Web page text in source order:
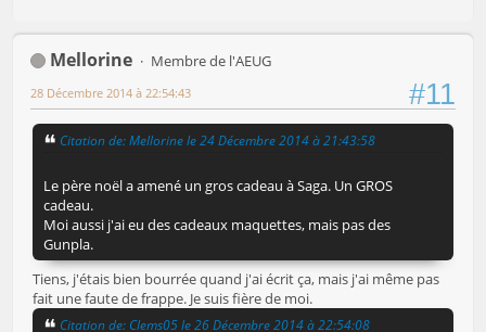
Mellorine Membre de l'AEUG
#11
28 Décembre 2014 à 22:54:43
Citation de: Mellorine le 24 Décembre 2014 à 21:43:58
Le père noël a amené un gros cadeau à Saga. Un GROS
cadeau.
Moi aussi j'ai eu des cadeaux maquettes, mais pas des
Gunpla.
Tiens, j'étais bien bourrée quand j'ai écrit ça, mais j'ai même pas
fait une faute de frappe. Je suis fière de moi.
Citation de: Clems05 le 26 Décembre 2014 à 22:54:08